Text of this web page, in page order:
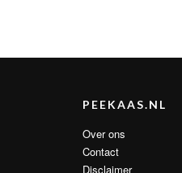
PEEKAAS.NL
Over ons
Contact
Disclaimer